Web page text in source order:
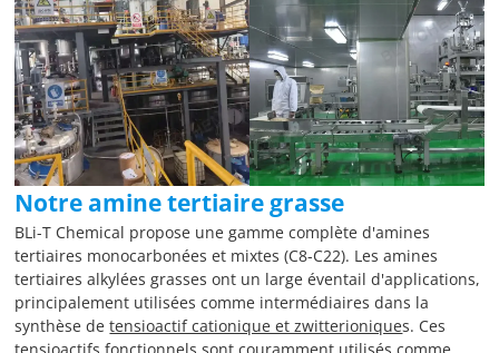
Notre amine tertiaire grasse
BLi-T Chemical propose une gamme complète d'amines
tertiaires monocarbonées et mixtes (C8-C22). Les amines
tertiaires alkylées grasses ont un large éventail d'applications,
principalement utilisées comme intermédiaires dans la
synthèse detensioactif cationique et zwitterioniques. Ces
tensioactifs fonctionnels sont couramment utilisés comme